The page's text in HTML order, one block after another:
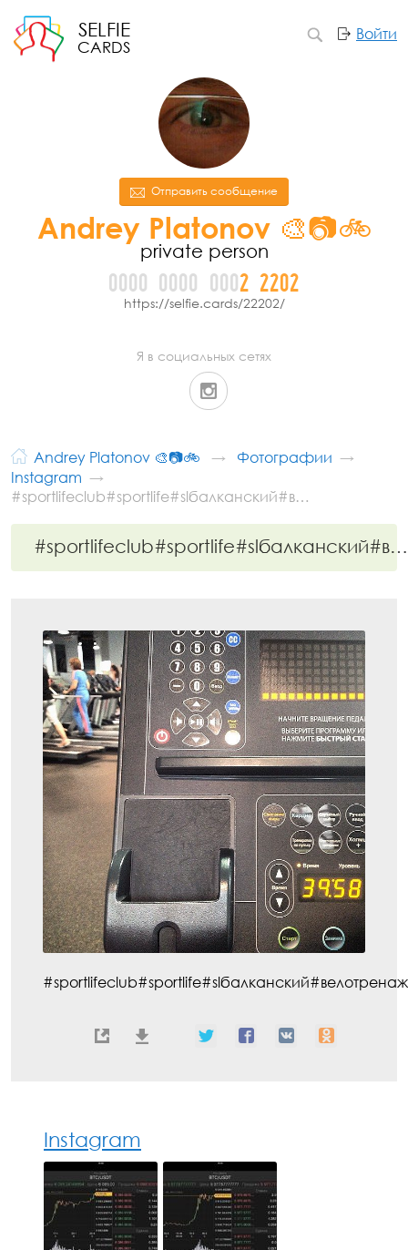
SELFIE
CARDS
Войти
Отправить сообщение
Andrey Platonov 🎨📷🚲
private person
0000 0000 0002 2202
https://selfie.cards/22202/
Я в социальных сетях
Andrey Platonov 🎨📷🚲
Фотографии
Instagram
#sportlifeclub#sportlife#slбалканский#в…
#sportlifeclub#sportlife#slбалканский#в…
Instagram